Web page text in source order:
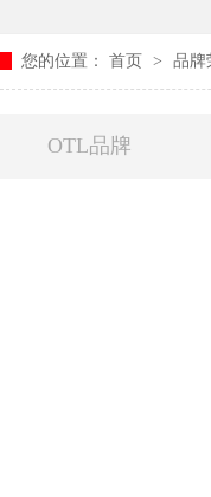
您的位置： 首页 > 品牌
OTL品牌